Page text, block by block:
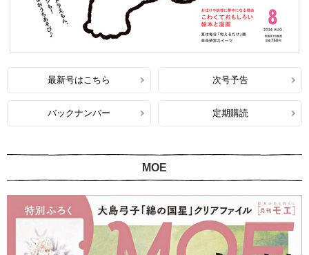
最新号はこちら 次号予告
バックナンバー 定期購読
MOE